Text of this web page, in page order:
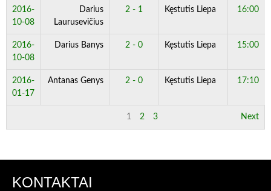
2016-
10-08
Darius
Laurusevičius
2 - 1 Kęstutis Liepa 16:00
2016-
10-08
Darius Banys 2 - 0 Kęstutis Liepa 15:00
2016-
01-17
Antanas Genys 2 - 0 Kęstutis Liepa 17:10
1 2 3 Next
KONTAKTAI